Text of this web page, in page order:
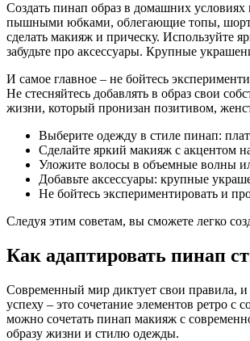
Создать пинап образ в домашних
пышными юбками, облегающие топы, шорты
сделать макияж и прическу. Используйте
забудьте про аксессуары. Крупные
И самое главное – не бойтесь
Не стесняйтесь добавлять в образ свои
жизни, который пронизан позитивом,
Выберите одежду в стиле пинап:
Сделайте яркий макияж с акцентом
Уложите волосы в объемные волны
Добавьте аксессуары: крупные
Не бойтесь экспериментировать и
Следуя этим советам, вы сможете легко
Как адаптировать пинап
Современный мир диктует свои правила,
успеху – это сочетание элементов ретро
можно сочетать пинап макияж с
образу жизни и стилю одежды.